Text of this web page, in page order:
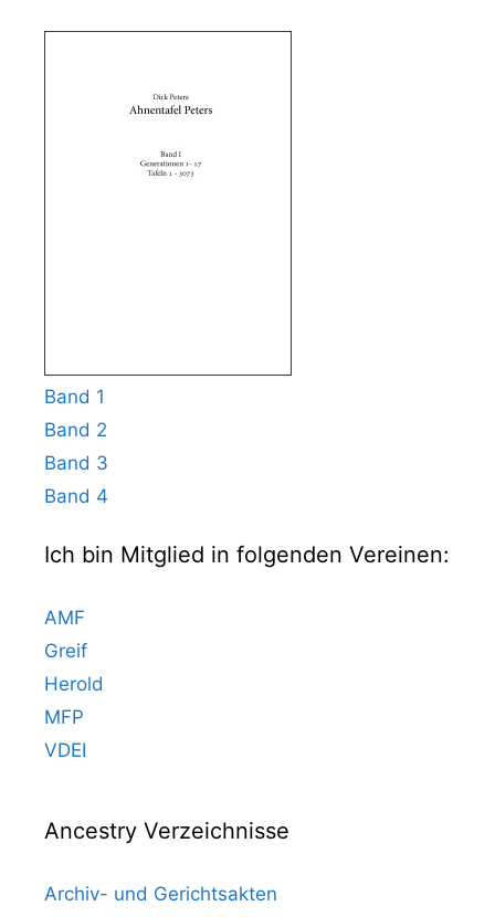
Band 1
Band 2
Band 3
Band 4
Ich bin Mitglied in folgenden Vereinen:
AMF
Greif
Herold
MFP
VDEI
Ancestry Verzeichnisse
Archiv- und Gerichtsakten